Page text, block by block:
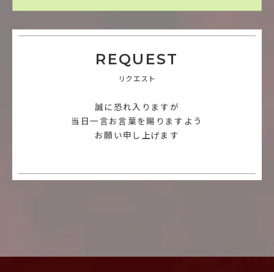
REQUEST
リクエスト
誠に恐れ入りますが
当日一言お言葉を賜りますよう
お願い申し上げます